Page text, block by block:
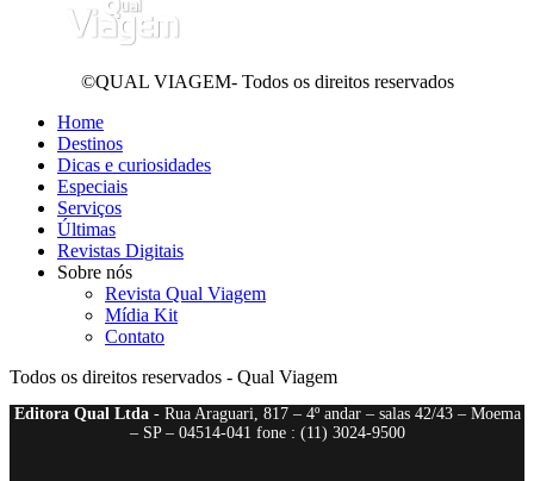
©QUAL VIAGEM- Todos os direitos reservados
Home
Destinos
Dicas e curiosidades
Especiais
Serviços
Últimas
Revistas Digitais
Sobre nós
Revista Qual Viagem
Mídia Kit
Contato
Todos os direitos reservados - Qual Viagem
Editora Qual Ltda- Rua Araguari, 817 – 4º andar – salas 42/43 – Moema
– SP – 04514-041 fone : (11) 3024-9500